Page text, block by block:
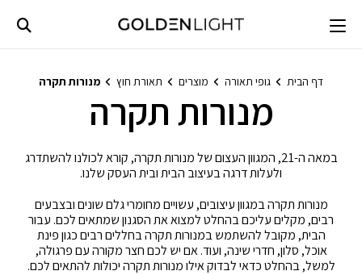
content
דף הבית גופי תאורה מוצרים תאורת חוץ מנורות תקרה
מנורות תקרה
במאה ה-21, המגוון העצום של מנורות תקרה, קורא לכולנו להשתדרג
ולעלות דרגה בעיצוב הבית ובית העסק שלנו.
מנורות תקרה במגוון עיצובים, עשויים מחומרי גלם שונים ובצבעים
רבים, מקלים עליכם בהחלט למצוא את הסגנון שמתאים לכם. עבור
הבית, מקובל להשתמש במנורות תקרה בחללים רבים כגון פינת
אוכל, סלון, חדרי שינה, ועוד. אם יש לכם חצר מקורה עם פרגולה,
למשל, בהחלט כדאי לבדוק אילו מנורות תקרה יכולות להתאים לכם.